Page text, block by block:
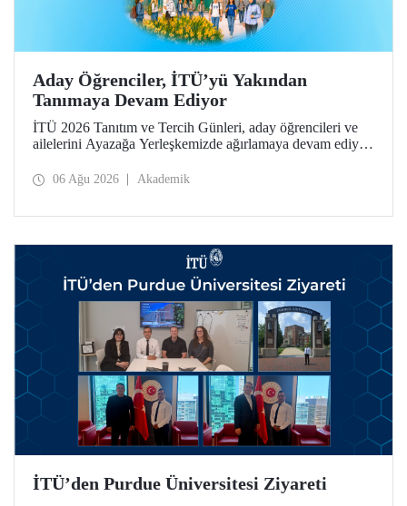
Aday Öğrenciler, İTÜ’yü Yakından
Tanımaya Devam Ediyor
İTÜ 2026 Tanıtım ve Tercih Günleri, aday öğrencileri ve
ailelerini Ayazağa Yerleşkemizde ağırlamaya devam ediyor.
ilgili fakülte ve birimler adaylara bilgi vermeye devam
06 Ağu 2026 Akademik
İTÜ’den Purdue Üniversitesi Ziyareti